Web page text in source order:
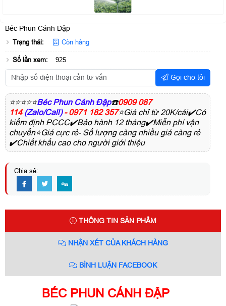
Béc Phun Cánh Đập
Trạng thái: Còn hàng
Số lần xem: 925
Gọi cho tôi
⭐⭐⭐⭐⭐Béc Phun Cánh Đập☎️0909 087
114 (Zalo/Call) - 0971 182 357⭐Giá chỉ từ 20K/cái✔️Có
kiểm định PCCC✔️Bảo hành 12 tháng✔️Miễn phí vận
chuyển⭐Giá cực rẻ- Số lượng càng nhiều giá càng rẻ
✔️Chiết khấu cao cho người giới thiệu
Chia sẻ:
THÔNG TIN SẢN PHẨM
NHẬN XÉT CỦA KHÁCH HÀNG
BÌNH LUẬN FACEBOOK
BÉC PHUN CÁNH ĐẬP